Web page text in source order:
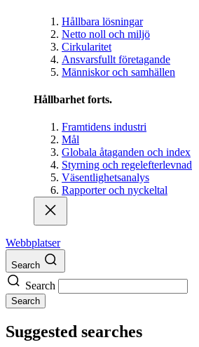
Hållbara lösningar
Netto noll och miljö
Cirkularitet
Ansvarsfullt företagande
Människor och samhällen
Hållbarhet forts.
Framtidens industri
Mål
Globala åtaganden och index
Styrning och regelefterlevnad
Väsentlighetsanalys
Rapporter och nyckeltal
Webbplatser
Search
Search
Search
Suggested searches